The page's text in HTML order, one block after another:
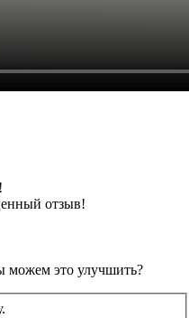
отзыв!
можем это улучшить?